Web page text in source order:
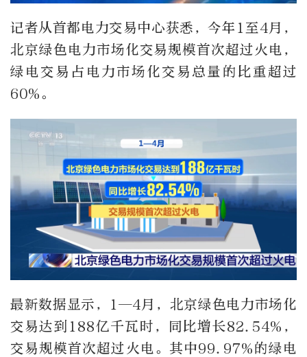
记者从首都电力交易中心获悉，今年1至4月，
北京绿色电力市场化交易规模首次超过火电，
绿电交易占电力市场化交易总量的比重超过
60%。
最新数据显示，1—4月，北京绿色电力市场化
交易达到188亿千瓦时，同比增长82.54%，
交易规模首次超过火电。其中99.97%的绿电